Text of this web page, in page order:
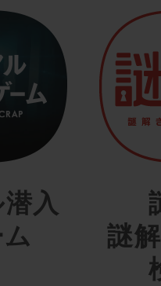
入
謎